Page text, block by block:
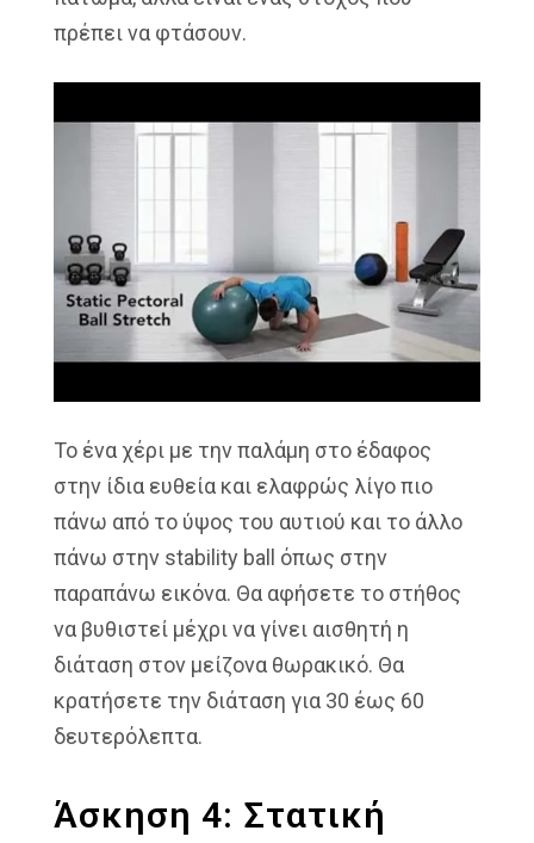
πρέπει να φτάσουν.
Το ένα χέρι με την παλάμη στο έδαφος
στην ίδια ευθεία και ελαφρώς λίγο πιο
πάνω από το ύψος του αυτιού και το άλλο
πάνω στην stability ball όπως στην
παραπάνω εικόνα. Θα αφήσετε το στήθος
να βυθιστεί μέχρι να γίνει αισθητή η
διάταση στον μείζονα θωρακικό. Θα
κρατήσετε την διάταση για 30 έως 60
δευτερόλεπτα.
Άσκηση 4: Στατική